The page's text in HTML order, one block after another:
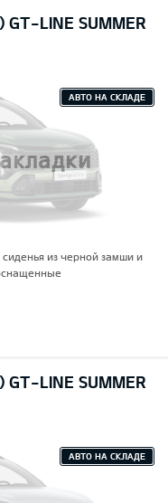
GT-LINE SUMMER
АВТО НА СКЛАДЕ
из черной замши и
GT-LINE SUMMER
АВТО НА СКЛАДЕ